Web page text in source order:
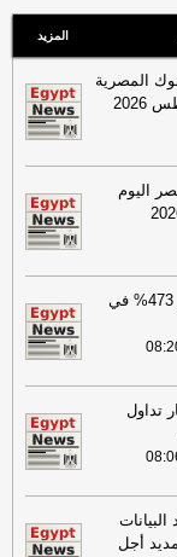
المزيد
المصرية
اليوم
أرباح "شعيبة" تقفز 473% في
تداول
أجل